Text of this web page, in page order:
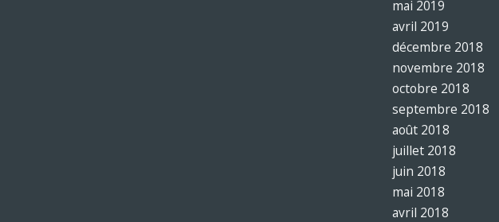
mai 2019
avril 2019
décembre 2018
novembre 2018
octobre 2018
septembre 2018
août 2018
juillet 2018
juin 2018
mai 2018
avril 2018